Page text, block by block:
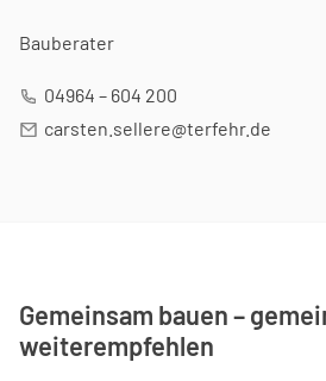
Bauberater
04964 – 604 200
carsten.sellere@terfehr.de
Gemeinsam bauen –
weiterempfehlen